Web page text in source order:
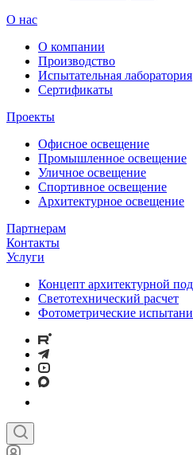
О нас
О компании
Производство
Испытательная лаборатория
Сертификаты
Проекты
Офисное освещение
Промышленное освещение
Уличное освещение
Спортивное освещение
Архитектурное освещение
Партнерам
Контакты
Услуги
Концепт архитектурной
Светотехнический расчет
Фотометрические